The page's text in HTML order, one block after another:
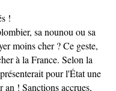
!
sa nounou ou sa
moins cher ? Ce geste,
à la France. Selon la
pour l'État une
an ! Sanctions accrues,